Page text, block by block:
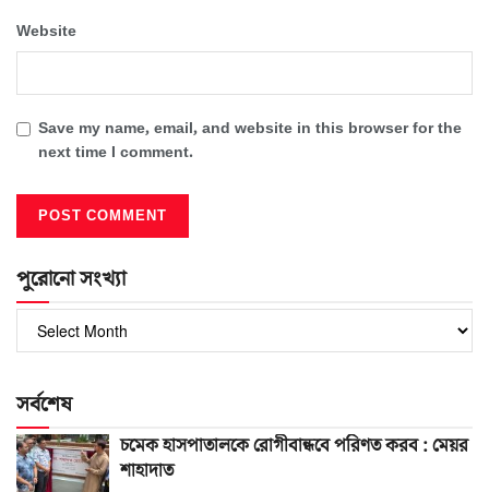
Website
Save my name, email, and website in this browser for the
next time I comment.
পুরোনো সংখ্যা
সংখ্যা
সর্বশেষ
চমেক হাসপাতালকে রোগীবান্ধবে পরিণত করব : মেয়র
শাহাদাত